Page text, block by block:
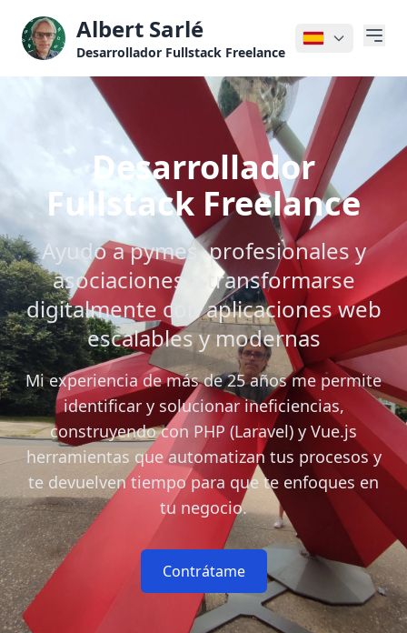
Albert Sarlé
Desarrollador Fullstack Freelance
Desarrollador
Fullstack Freelance
Ayudo a pymes, profesionales y
asociaciones a transformarse
digitalmente con aplicaciones web
escalables y modernas
Mi experiencia de más de 25 años me permite
identificar y solucionar ineficiencias,
construyendo con PHP (Laravel) y Vue.js
herramientas que automatizan tus procesos y
te devuelven tiempo para que te enfoques en
tu negocio.
Contrátame